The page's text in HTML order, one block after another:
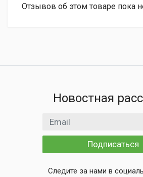
Отзывов об этом товаре пока
Новостная
Email адрес
Подписаться
Следите за нами в